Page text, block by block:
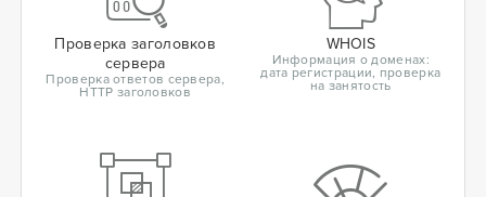
Проверка заголовков
сервера
Проверка ответов сервера,
HTTP заголовков
WHOIS
Информация о доменах:
дата регистрации, проверка
на занятость